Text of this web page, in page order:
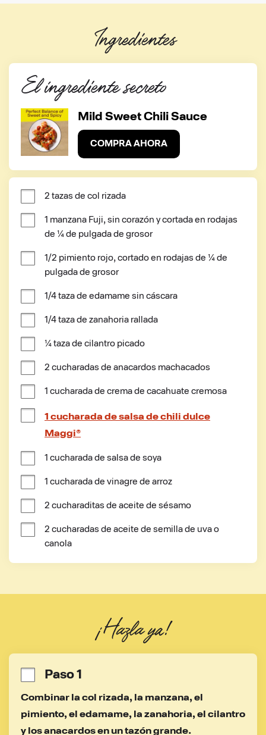
Ingredientes
El ingrediente secreto
Mild Sweet Chili Sauce
COMPRA AHORA
2 tazas de col rizada
1 manzana Fuji, sin corazón y cortada en rodajas
de ¼ de pulgada de grosor
1/2 pimiento rojo, cortado en rodajas de ¼ de
pulgada de grosor
1/4 taza de edamame sin cáscara
1/4 taza de zanahoria rallada
¼ taza de cilantro picado
2 cucharadas de anacardos machacados
1 cucharada de crema de cacahuate cremosa
1 cucharada de salsa de chili dulce
Maggi®
1 cucharada de salsa de soya
1 cucharada de vinagre de arroz
2 cucharaditas de aceite de sésamo
2 cucharadas de aceite de semilla de uva o
canola
¡Hazla ya!
Paso 1
Combinar la col rizada, la manzana, el
pimiento, el edamame, la zanahoria, el cilantro
y los anacardos en un tazón grande.